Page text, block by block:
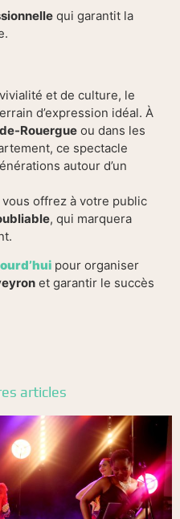
qui garantit la
et de culture, le
d’expression idéal. À
Rouergue ou dans les
ce spectacle
autour d’un
offrez à votre public
, qui marquera
pour organiser
et garantir le succès
articles